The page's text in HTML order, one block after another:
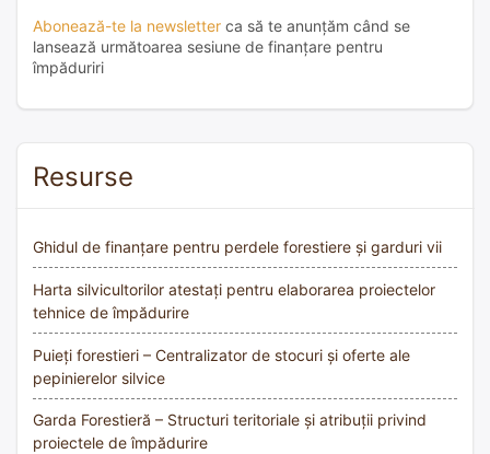
Abonează-te la newsletter ca să te anunțăm când se
lansează următoarea sesiune de finanțare pentru
împăduriri
Resurse
Ghidul de finanțare pentru perdele forestiere și garduri vii
Harta silvicultorilor atestați pentru elaborarea proiectelor
tehnice de împădurire
Puieți forestieri – Centralizator de stocuri și oferte ale
pepinierelor silvice
Garda Forestieră – Structuri teritoriale și atribuții privind
proiectele de împădurire